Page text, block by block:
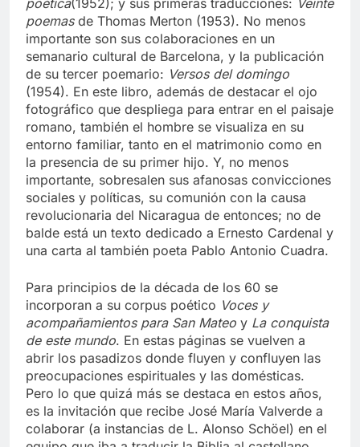
poética(1952); y sus primeras traducciones: Veinte
poemasde Thomas Merton (1953). No menos
importante son sus colaboraciones en un
semanario cultural de Barcelona, y la publicación
de su tercer poemario: Versos del domingo
(1954). En este libro, además de destacar el ojo
fotográfico que despliega para entrar en el paisaje
romano, también el hombre se visualiza en su
entorno familiar, tanto en el matrimonio como en
la presencia de su primer hijo. Y, no menos
importante, sobresalen sus afanosas convicciones
sociales y políticas, su comunión con la causa
revolucionaria del Nicaragua de entonces; no de
balde está un texto dedicado a Ernesto Cardenal y
una carta al también poeta Pablo Antonio Cuadra.
Para principios de la década de los 60 se
incorporan a su corpus poético Voces y
acompañamientos para San Mateo y La conquista
de este mundo. En estas páginas se vuelven a
abrir los pasadizos donde fluyen y confluyen las
preocupaciones espirituales y las domésticas.
Pero lo que quizá más se destaca en estos años,
es la invitación que recibe José María Valverde a
colaborar (a instancias de L. Alonso Schöel) en el